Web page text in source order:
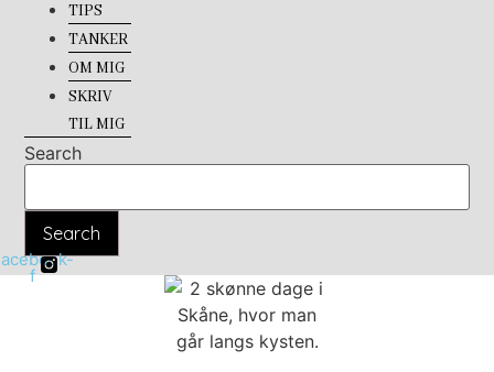
TIPS
TANKER
OM MIG
SKRIV
TIL MIG
Search
Search
f